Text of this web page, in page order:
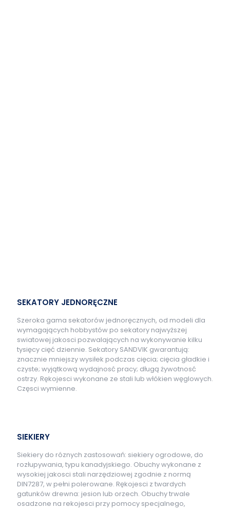
SEKATORY JEDNORĘCZNE
Szeroka gama sekatorów jednoręcznych, od modeli dla
wymagających hobbystów po sekatory najwyższej
swiatowej jakosci pozwalających na wykonywanie kilku
tysięcy cięć dziennie. Sekatory SANDVIK gwarantują:
znacznie mniejszy wysiłek podczas cięcia; cięcia gładkie i
czyste; wyjątkową wydajnosć pracy; długą żywotnosć
ostrzy. Rękojesci wykonane ze stali lub włókien węglowych.
Częsci wymienne.
SIEKIERY
Siekiery do róznych zastosowań: siekiery ogrodowe, do
rozłupywania, typu kanadyjskiego. Obuchy wykonane z
wysokiej jakosci stali narzędziowej zgodnie z normą
DIN7287, w pełni polerowane. Rękojesci z twardych
gatunków drewna: jesion lub orzech. Obuchy trwale
osadzone na rekojesci przy pomocy specjalnego,